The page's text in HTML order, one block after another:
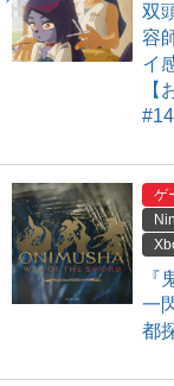
双
容
イ
【
ゲ
『
一
都